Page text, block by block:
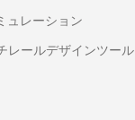
ュレーション
レールデザインツール